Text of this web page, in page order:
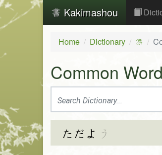
Kakimashou
Home Dictionary 漂
Common
ただよ う